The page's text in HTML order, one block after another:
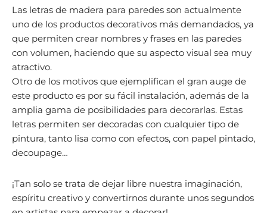
Las letras de madera para paredes son actualmente
uno de los productos decorativos más demandados, ya
que permiten crear nombres y frases en las paredes
con volumen, haciendo que su aspecto visual sea muy
atractivo.
Otro de los motivos que ejemplifican el gran auge de
este producto es por su fácil instalación, además de la
amplia gama de posibilidades para decorarlas. Estas
letras permiten ser decoradas con cualquier tipo de
pintura, tanto lisa como con efectos, con papel pintado,
decoupage…
¡Tan solo se trata de dejar libre nuestra imaginación,
espíritu creativo y convertirnos durante unos segundos